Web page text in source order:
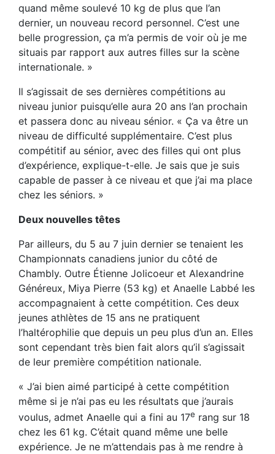
quand même soulevé 10 kg de plus que l’an
dernier, un nouveau record personnel. C’est une
belle progression, ça m’a permis de voir où je me
situais par rapport aux autres filles sur la scène
internationale. »
Il s’agissait de ses dernières compétitions au
niveau junior puisqu’elle aura 20 ans l’an prochain
et passera donc au niveau sénior. « Ça va être un
niveau de difficulté supplémentaire. C’est plus
compétitif au sénior, avec des filles qui ont plus
d’expérience, explique-t-elle. Je sais que je suis
capable de passer à ce niveau et que j’ai ma place
chez les séniors. »
Deux nouvelles têtes
Par ailleurs, du 5 au 7 juin dernier se tenaient les
Championnats canadiens junior du côté de
Chambly. Outre Étienne Jolicoeur et Alexandrine
Généreux, Miya Pierre (53 kg) et Anaelle Labbé les
accompagnaient à cette compétition. Ces deux
jeunes athlètes de 15 ans ne pratiquent
l’haltérophilie que depuis un peu plus d’un an. Elles
sont cependant très bien fait alors qu’il s’agissait
de leur première compétition nationale.
« J’ai bien aimé participé à cette compétition
même si je n’ai pas eu les résultats que j’aurais
voulus, admet Anaelle qui a fini au 17e rang sur 18
chez les 61 kg. C’était quand même une belle
expérience. Je ne m’attendais pas à me rendre à